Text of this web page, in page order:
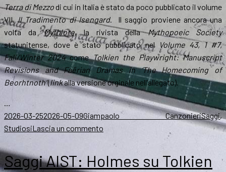
Terra di Mezzodi cui in Italia è stato da poco pubblicato il volume
VII,Il Tradimento di Isengard. Il saggio proviene ancora una
volta daMythlore, la rivista dellaMythopoeic Society
statunitense, dove è stato pubblicato nel Volume 43, 1 #7,
Fall/Winter 2024comeTolkien the Playwright: Manuscript
Revisions and Faërian Dramas in ‘The Homecoming of
Beorhtnoth’(linkalla versione orginale nell’allegato).
…
Scritto
il
2026-03-252026-05-09Autore
Giampaolo CanzonieriSaggi,
StudiosiLascia un commento
Anna
Saggi AIST: Holmes su Tolkien